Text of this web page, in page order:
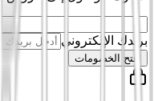
بريدك الإلكتروني
افتح الخصومات